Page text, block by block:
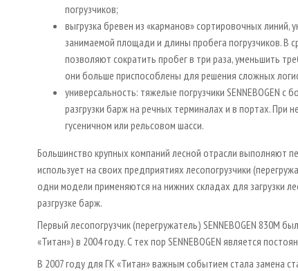
погрузчиков;
выгрузка бревен из «карманов» сортировочных
занимаемой площади и длины пробега погрузчиков. В
позволяют сократить пробег в три раза, уменьшить
они больше приспособлены для решения сложных
универсальность: тяжелые погрузчики SENNEBOGEN
разгрузки барж на речных терминалах и в портах.
гусеничном или рельсовом шасси.
Большинство крупных компаний лесной отрасли выполняют
использует на своих предприятиях лесопогрузчики
одни модели применяются на нижних складах для загрузки
разгрузке барж.
Первый лесопогрузчик (перегружатель) SENNEBOGEN 830M
«Титан») в 2004 году. С тех пор SENNEBOGEN является
В 2007 году для ГК «Титан» важным событием стала замена